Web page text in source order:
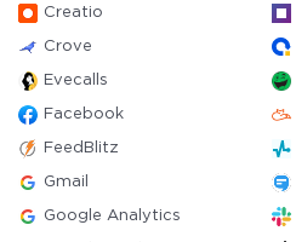
Creatio
Crove
Evecalls
Facebook
FeedBlitz
Gmail
Google Analytics